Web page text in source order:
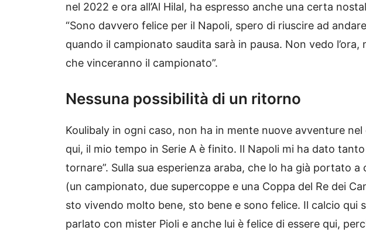
nel 2022 e ora all’Al Hilal, ha espresso anche una certa
“Sono davvero felice per il Napoli, spero di riuscire ad
quando il campionato saudita sarà in pausa. Non vedo
che vinceranno il campionato”.
Nessuna possibilità di un ritorno
Koulibaly in ogni caso, non ha in mente nuove avventure
qui, il mio tempo in Serie A è finito. Il Napoli mi ha dato
tornare”. Sulla sua esperienza araba, che lo ha già portato
(un campionato, due supercoppe e una Coppa del Re dei
sto vivendo molto bene, sto bene e sono felice. Il calcio qui
parlato con mister Pioli e anche lui è felice di essere qui,